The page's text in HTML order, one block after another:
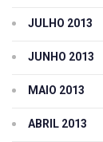
JULHO 2013
JUNHO 2013
MAIO 2013
ABRIL 2013